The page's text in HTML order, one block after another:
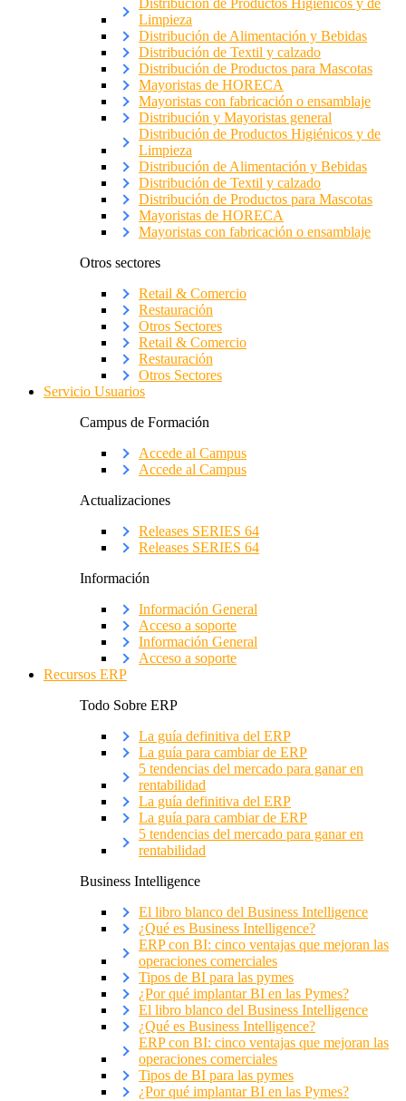
Distribución de Productos Higiénicos y de
Limpieza
Distribución de Alimentación y Bebidas
Distribución de Textil y calzado
Distribución de Productos para Mascotas
Mayoristas de HORECA
Mayoristas con fabricación o ensamblaje
Distribución y Mayoristas general
Distribución de Productos Higiénicos y de
Limpieza
Distribución de Alimentación y Bebidas
Distribución de Textil y calzado
Distribución de Productos para Mascotas
Mayoristas de HORECA
Mayoristas con fabricación o ensamblaje
Otros sectores
Retail & Comercio
Restauración
Otros Sectores
Retail & Comercio
Restauración
Otros Sectores
Servicio Usuarios
Campus de Formación
Accede al Campus
Accede al Campus
Actualizaciones
Releases SERIES 64
Releases SERIES 64
Información
Información General
Acceso a soporte
Información General
Acceso a soporte
Recursos ERP
Todo Sobre ERP
La guía definitiva del ERP
La guía para cambiar de ERP
5 tendencias del mercado para ganar en
rentabilidad
La guía definitiva del ERP
La guía para cambiar de ERP
5 tendencias del mercado para ganar en
rentabilidad
Business Intelligence
El libro blanco del Business Intelligence
¿Qué es Business Intelligence?
ERP con BI: cinco ventajas que mejoran las
operaciones comerciales
Tipos de BI para las pymes
¿Por qué implantar BI en las Pymes?
El libro blanco del Business Intelligence
¿Qué es Business Intelligence?
ERP con BI: cinco ventajas que mejoran las
operaciones comerciales
Tipos de BI para las pymes
¿Por qué implantar BI en las Pymes?